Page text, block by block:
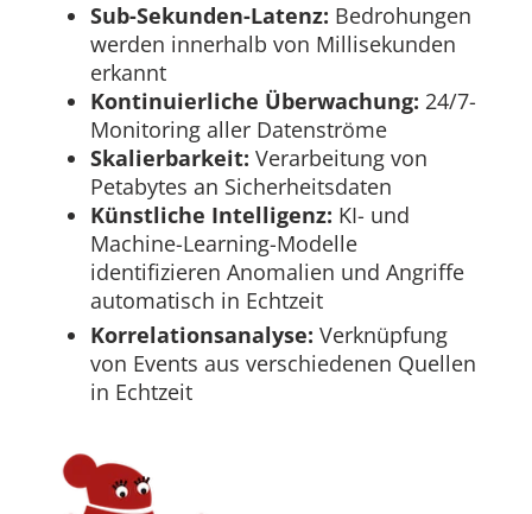
Sub-Sekunden-Latenz: Bedrohungen
werden innerhalb von Millisekunden
erkannt
Kontinuierliche Überwachung: 24/7-
Monitoring aller Datenströme
Skalierbarkeit: Verarbeitung von
Petabytes an Sicherheitsdaten
Künstliche Intelligenz: KI- und
Machine-Learning-Modelle
identifizieren Anomalien und Angriffe
automatisch in Echtzeit
Korrelationsanalyse: Verknüpfung
von Events aus verschiedenen Quellen
in Echtzeit